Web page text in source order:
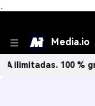
、
Media.io
100 % gratis!